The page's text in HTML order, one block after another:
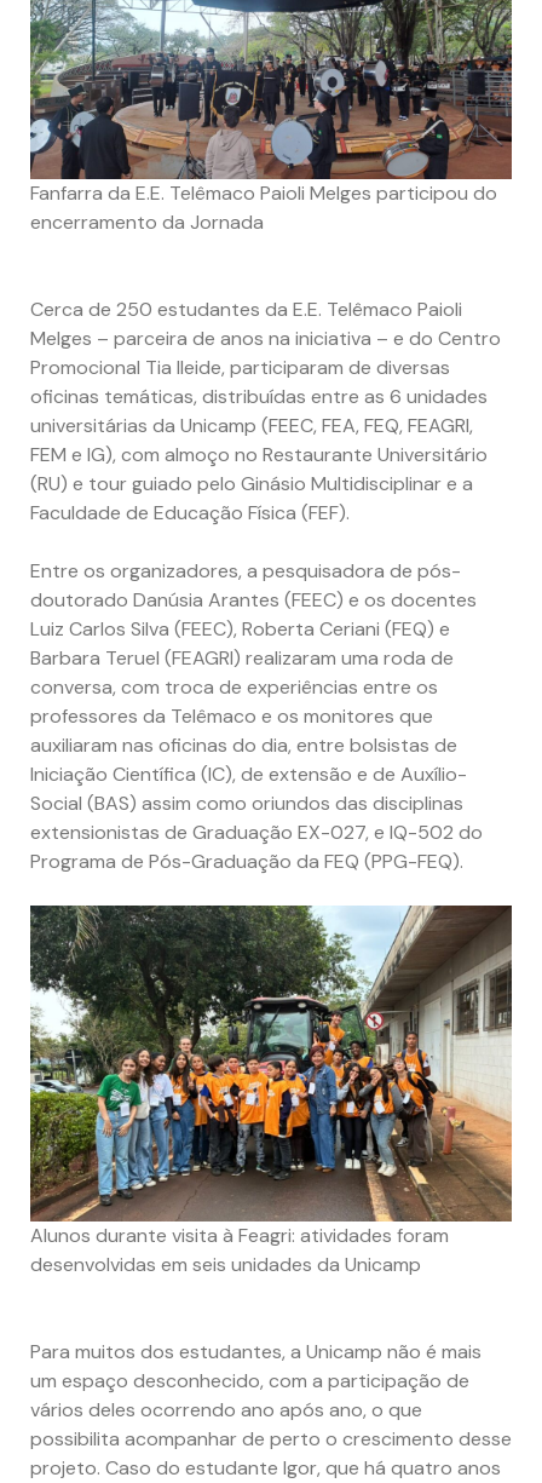
Fanfarra da E.E. Telêmaco Paioli Melges participou do
encerramento da Jornada
Cerca de 250 estudantes da E.E. Telêmaco Paioli
Melges – parceira de anos na iniciativa – e do Centro
Promocional Tia Ileide, participaram de diversas
oficinas temáticas, distribuídas entre as 6 unidades
universitárias da Unicamp (FEEC, FEA, FEQ, FEAGRI,
FEM e IG), com almoço no Restaurante Universitário
(RU) e tour guiado pelo Ginásio Multidisciplinar e a
Faculdade de Educação Física (FEF).
Entre os organizadores, a pesquisadora de pós-
doutorado Danúsia Arantes (FEEC) e os docentes
Luiz Carlos Silva (FEEC), Roberta Ceriani (FEQ) e
Barbara Teruel (FEAGRI) realizaram uma roda de
conversa, com troca de experiências entre os
professores da Telêmaco e os monitores que
auxiliaram nas oficinas do dia, entre bolsistas de
Iniciação Científica (IC), de extensão e de Auxílio-
Social (BAS) assim como oriundos das disciplinas
extensionistas de Graduação EX-027, e IQ-502 do
Programa de Pós-Graduação da FEQ (PPG-FEQ).
Alunos durante visita à Feagri: atividades foram
desenvolvidas em seis unidades da Unicamp
Para muitos dos estudantes, a Unicamp não é mais
um espaço desconhecido, com a participação de
vários deles ocorrendo ano após ano, o que
possibilita acompanhar de perto o crescimento desse
projeto. Caso do estudante Igor, que há quatro anos